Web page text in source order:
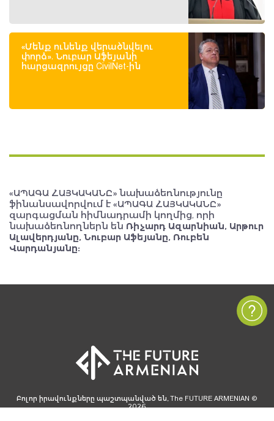
«Մենք ունենք վերածնվելու
փորձ». Նուբար Աֆեյանի
հարցազրույցը CivilNet-ին
«ԱՊԱԳԱ ՀԱՅԿԱԿԱՆԸ» նախաձեռնությունը
ֆինանսավորվում է «ԱՊԱԳԱ ՀԱՅԿԱԿԱՆԸ»
զարգացման հիմնադրամի կողմից, որի
նախաձեռնողներն են Ռիչարդ Ազարնիան, Արթուր
Ալավերդյանը, Նուբար Աֆեյանը, Ռուբեն
Վարդանյանը:
Բոլոր իրավունքները պաշտպանված են, The FUTURE ARMENIAN ©
2026